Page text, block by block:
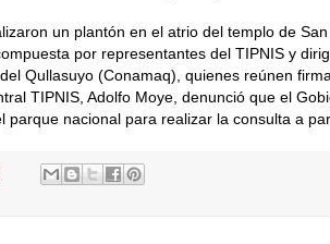
un plantón en el atrio del templo de
por representantes del TIPNIS y
Qullasuyo (Conamaq), quienes reúnen
TIPNIS, Adolfo Moye, denunció que el
parque nacional para realizar la consulta a